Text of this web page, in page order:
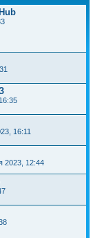
16:11
2023, 12:44